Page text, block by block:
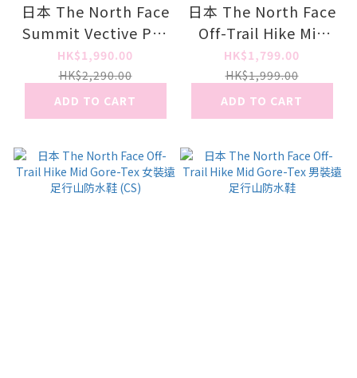
日本 The North Face
Summit Vective Pro
3 男/女裝跑鞋
HK$1,990.00
HK$2,290.00
ADD TO CART
日本 The North Face
Off-Trail Hike Mid
Gore-Tex 女裝遠足行
山防水鞋 (CS)
HK$1,799.00
HK$1,999.00
ADD TO CART